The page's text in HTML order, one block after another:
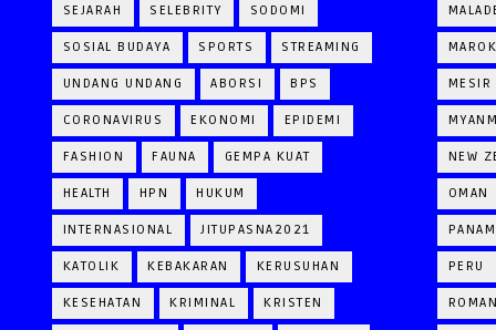
SEJARAH SELEBRITY SODOMI
SOSIAL BUDAYA SPORTS STREAMING
UNDANG UNDANG ABORSI BPS
CORONAVIRUS EKONOMI EPIDEMI
FASHION FAUNA GEMPA KUAT
HEALTH HPN HUKUM
INTERNASIONAL JITUPASNA2021
KATOLIK KEBAKARAN KERUSUHAN
KESEHATAN KRIMINAL KRISTEN
MESIR
NEW
OMAN
PERU